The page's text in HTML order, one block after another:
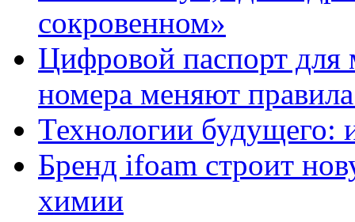
сокровенном»
Цифровой паспорт для
номера меняют
Технологии будущего:
Бренд ifoam строит
химии